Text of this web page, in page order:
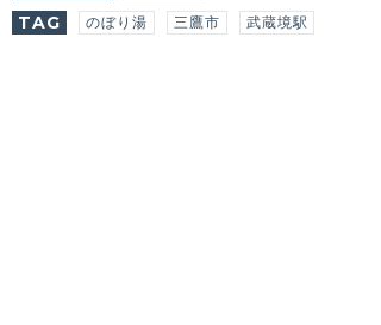
TAG のぼり湯 三鷹市 武蔵境駅